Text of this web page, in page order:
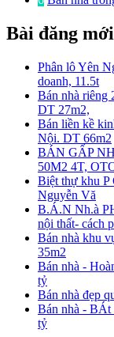
Bài đăng
Phân lô Yên
doanh, 11.5t
Bán nhà riêng
DT 27m2,
Bán liền kề
Nội. DT 66m2
BÁN GẤP
50M2 4T,
Biệt thự khu P
Nguyễn Vă
B.Á.N Nh.à
nội thất- cách
Bán nhà khu
35m2
Bán nhà -
tỷ
Bán nhà đẹp
Bán nhà - BÁt
tỷ